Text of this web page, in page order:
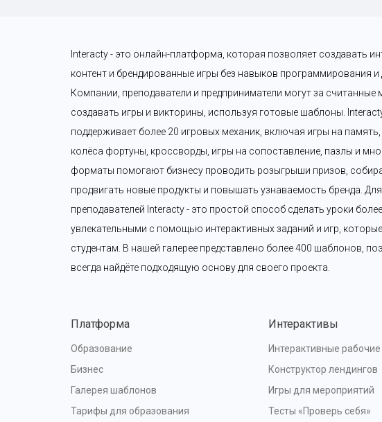
Interacty - это онлайн-платформа, которая позволяет создавать
контент и брендированные игры без навыков программирования и
Компании, преподаватели и предприниматели могут за считанные
создавать игры и викторины, используя готовые шаблоны.
поддерживает более 20 игровых механик, включая игры на память,
колёса фортуны, кроссворды, игры на сопоставление, пазлы и
форматы помогают бизнесу проводить розыгрыши призов,
продвигать новые продукты и повышать узнаваемость бренда. Для
преподавателей Interacty - это простой способ сделать уроки более
увлекательными с помощью интерактивных заданий и игр,
студентам. В нашей галерее представлено более 400 шаблонов,
всегда найдёте подходящую основу для своего проекта.
Платформа
Образование
Бизнес
Галерея шаблонов
Тарифы для образования
Интерактивы
Интерактивные
Конструктор лендингов
Игры для мероприятий
Тесты «Проверь себя»